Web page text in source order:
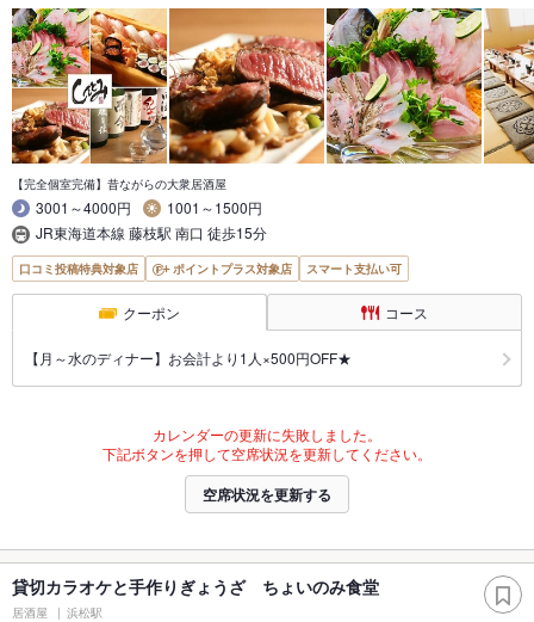
【完全個室完備】昔ながらの大衆居酒屋
3001～4000円
1001～1500円
JR東海道本線 藤枝駅 南口 徒歩15分
口コミ投稿特典対象店 ポイントプラス対象店 スマート支払い可
クーポン コース
【月～水のディナー】お会計より1人×500円OFF★
カレンダーの更新に失敗しました。
下記ボタンを押して空席状況を更新してください。
空席状況を更新する
貸切カラオケと手作りぎょうざ ちょいのみ食堂
居酒屋 浜松駅